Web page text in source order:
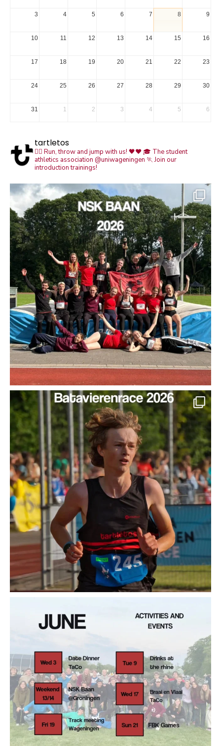
3 4 5 6 7 8 9
10 11 12 13 14 15 16
17 18 19 20 21 22 23
24 25 26 27 28 29 30
31 1 2 3 4 5 6
tartletos
🏃‍♀️ Run, throw and jump with us! 🖤❤️🎓 The student
athletics association @uniwageningen 🏃 Join our
introduction trainings!